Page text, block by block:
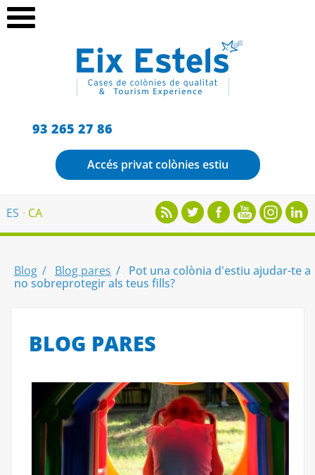
93 265 27 86
Accés privat colònies estiu
ES CA
Blog Blog pares
Pot una colònia d'estiu ajudar-te a
no sobreprotegir als teus fills?
BLOG PARES